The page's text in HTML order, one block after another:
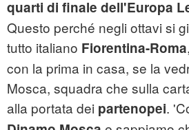
quarti di finale dell'Europa
Questo perché negli ottavi si
tutto italiano Fiorentina-Roma
con la prima in casa, se la
Mosca, squadra che sulla
alla portata dei partenopei.